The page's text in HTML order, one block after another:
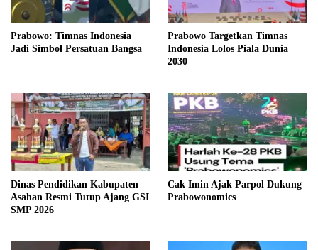
Prabowo: Timnas Indonesia
Jadi Simbol Persatuan Bangsa
Prabowo Targetkan Timnas
Indonesia Lolos Piala Dunia
2030
Dinas Pendidikan Kabupaten
Asahan Resmi Tutup Ajang GSI
SMP 2026
Cak Imin Ajak Parpol Dukung
Prabowonomics